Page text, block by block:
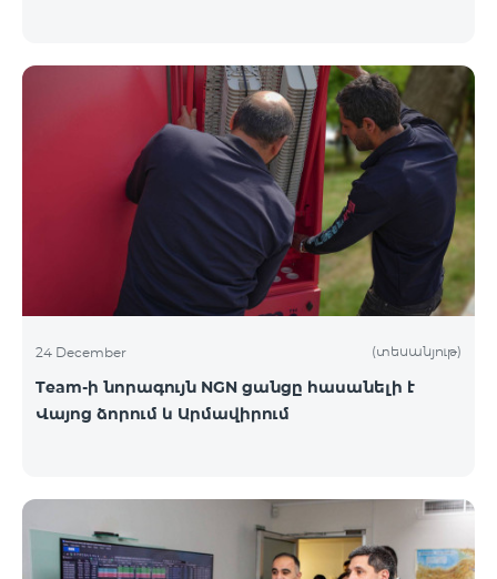
24 December (տեսանյութ)
Team-ի նորագույն NGN ցանցը հասանելի է
Վայոց ձորում և Արմավիրում